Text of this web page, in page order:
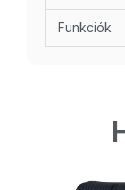
Funkciók